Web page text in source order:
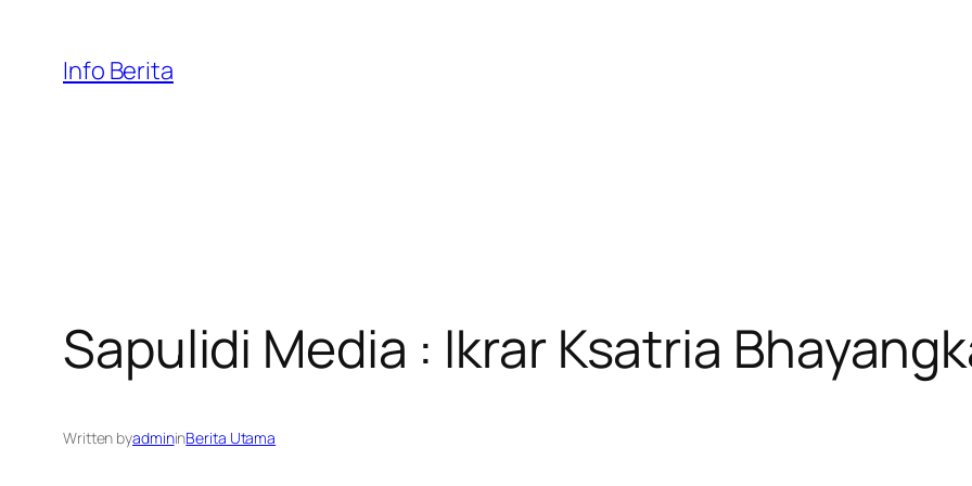
content
Info Berita
Sapulidi Media : Ikrar Ksatria
Written byadmininBerita Utama